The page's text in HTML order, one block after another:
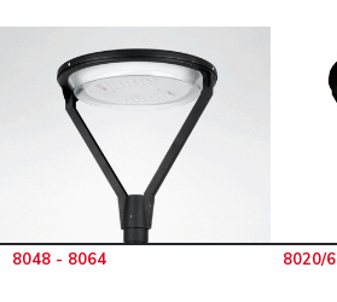
8048 - 8064 8020/6